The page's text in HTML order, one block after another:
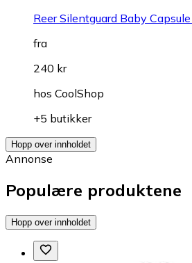
Reer Silentguard Baby
fra
240 kr
hos CoolShop
+5 butikker
Hopp over innholdet
Annonse
Populære produktene
Hopp over innholdet